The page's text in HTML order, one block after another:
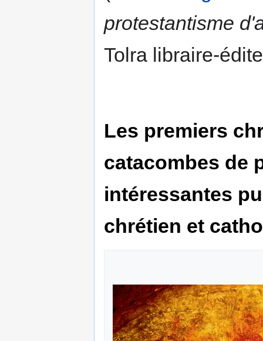
protestantisme
Tolra libraire-
Les premiers
catacombes de
intéressantes
chrétien et